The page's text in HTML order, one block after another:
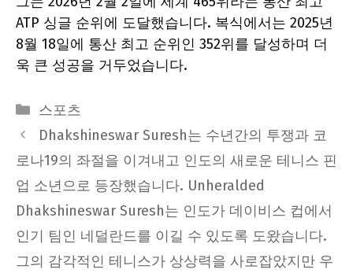
ATP 싱글 순위에 도달했습니다. 복식에서는 2025년
8월 18일에 통산 최고 순위인 352위를 달성하며 더
욱 큰 성공을 거두었습니다.
Categories
스포츠
Dhakshineswar Suresh는 수년간의 투쟁과 코
로나19의 좌절을 이겨내고 인도의 새로운 테니스 핀
업 소년으로 등장했습니다. Unheralded
Dhakshineswar Suresh는 인도가 데이비스 컵에서
인기 팀인 네덜란드를 이길 수 있도록 도왔습니다.
그의 감각적인 테니스가 상상력을 사로잡았지만 우